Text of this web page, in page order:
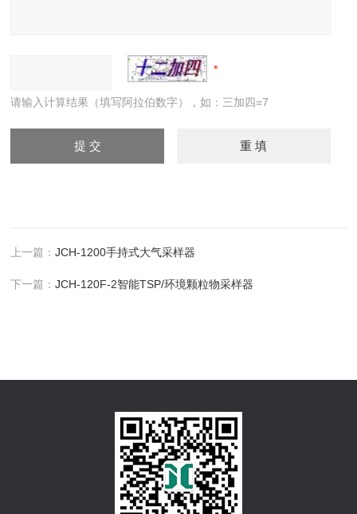
请输入计算结果（填写阿拉伯数字），如：三加四=7
上一篇：JCH-1200手持式大气采样器
下一篇：JCH-120F-2智能TSP/环境颗粒物采样器